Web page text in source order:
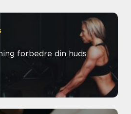
forbedre din huds